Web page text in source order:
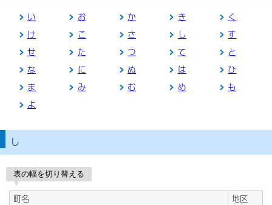
い お か き
く
け
こ さ し
す
せ
た つ て
と
な
に ぬ は
ひ
ま
み む め
も
よ
し
表の幅を切り替える
町名
地区